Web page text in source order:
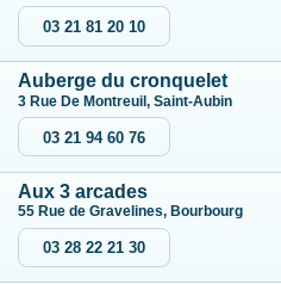
03 21 81 20 10
Auberge du cronquelet
3 Rue De Montreuil, Saint-Aubin
03 21 94 60 76
Aux 3 arcades
55 Rue de Gravelines, Bourbourg
03 28 22 21 30